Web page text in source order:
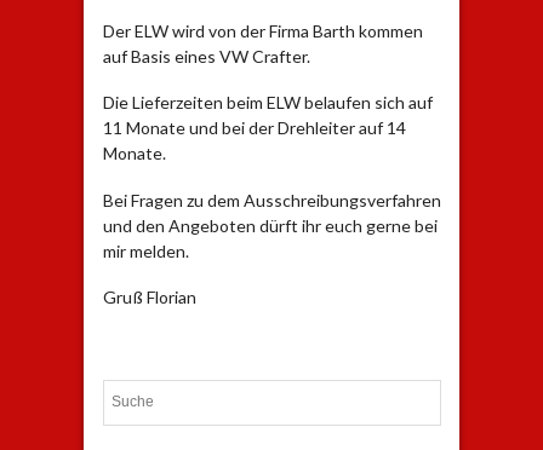
Der ELW wird von der Firma Barth kommen
auf Basis eines VW Crafter.
Die Lieferzeiten beim ELW belaufen sich auf
11 Monate und bei der Drehleiter auf 14
Monate.
Bei Fragen zu dem Ausschreibungsverfahren
und den Angeboten dürft ihr euch gerne bei
mir melden.
Gruß Florian